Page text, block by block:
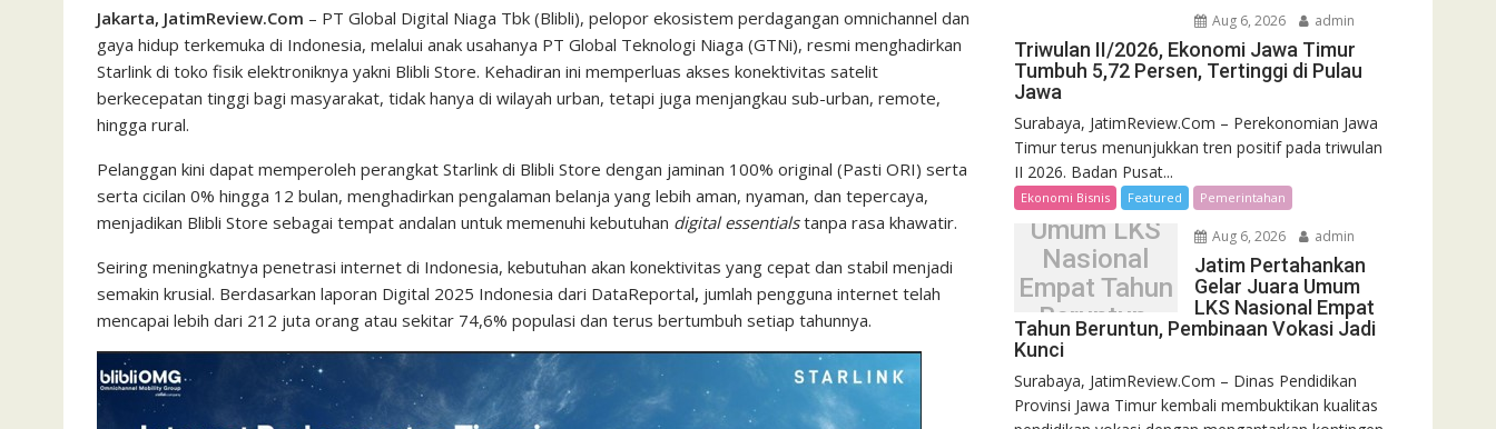
Jakarta, JatimReview.Com – PT Global Digital Niaga Tbk (Blibli), pelopor ekosistem perdagangan omnichannel dan
gaya hidup terkemuka di Indonesia, melalui anak usahanya PT Global Teknologi Niaga (GTNi), resmi menghadirkan
Starlink di toko fisik elektroniknya yakni Blibli Store. Kehadiran ini memperluas akses konektivitas satelit
berkecepatan tinggi bagi masyarakat, tidak hanya di wilayah urban, tetapi juga menjangkau sub-urban, remote,
hingga rural.
Pelanggan kini dapat memperoleh perangkat Starlink di Blibli Store dengan jaminan 100% original (Pasti ORI) serta
serta cicilan 0% hingga 12 bulan, menghadirkan pengalaman belanja yang lebih aman, nyaman, dan tepercaya,
menjadikan Blibli Store sebagai tempat andalan untuk memenuhi kebutuhan digital essentialstanpa rasa khawatir.
Seiring meningkatnya penetrasi internet di Indonesia, kebutuhan akan konektivitas yang cepat dan stabil menjadi
semakin krusial. Berdasarkan laporan Digital 2025 Indonesia dari DataReportal, jumlah pengguna internet telah
mencapai lebih dari 212 juta orang atau sekitar 74,6% populasi dan terus bertumbuh setiap tahunnya.
Aug 6, 2026 admin
Triwulan II/2026, Ekonomi Jawa Timur
Tumbuh 5,72 Persen, Tertinggi di Pulau
Jawa
Surabaya, JatimReview.Com – Perekonomian Jawa
Timur terus menunjukkan tren positif pada triwulan
II 2026. Badan Pusat...
Ekonomi Bisnis Featured Pemerintahan
Jatim
Pertahankan
Gelar Juara
Umum LKS
Nasional
Empat Tahun
Beruntun,
Pembinaan
Vokasi Jadi
Kunci
Aug 6, 2026 admin
Jatim Pertahankan
Gelar Juara Umum
LKS Nasional Empat
Tahun Beruntun, Pembinaan Vokasi Jadi
Kunci
Surabaya, JatimReview.Com – Dinas Pendidikan
Provinsi Jawa Timur kembali membuktikan kualitas